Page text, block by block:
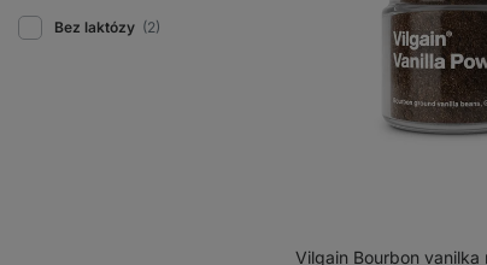
Bez laktózy (2)
Vilgain Bourbon vanilka